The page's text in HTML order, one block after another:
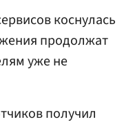
коснулась
продолжат
уже не
получил